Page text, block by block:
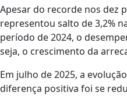
Apesar do recorde nos dez
representou salto de 3,2%
período de 2024, o
seja, o crescimento da
Em julho de 2025, a
diferença positiva foi se